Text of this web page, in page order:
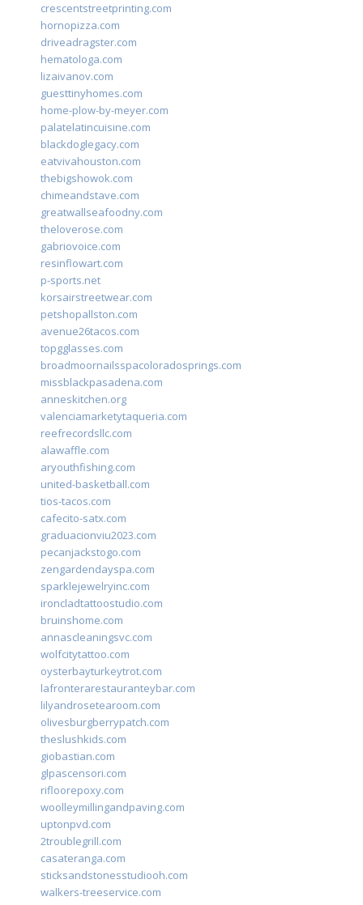
crescentstreetprinting.com
hornopizza.com
driveadragster.com
hematologa.com
lizaivanov.com
guesttinyhomes.com
home-plow-by-meyer.com
palatelatincuisine.com
blackdoglegacy.com
eatvivahouston.com
thebigshowok.com
chimeandstave.com
greatwallseafoodny.com
theloverose.com
gabriovoice.com
resinflowart.com
p-sports.net
korsairstreetwear.com
petshopallston.com
avenue26tacos.com
topgglasses.com
broadmoornailsspacoloradosprings.com
missblackpasadena.com
anneskitchen.org
valenciamarketytaqueria.com
reefrecordsllc.com
alawaffle.com
aryouthfishing.com
united-basketball.com
tios-tacos.com
cafecito-satx.com
graduacionviu2023.com
pecanjackstogo.com
zengardendayspa.com
sparklejewelryinc.com
ironcladtattoostudio.com
bruinshome.com
annascleaningsvc.com
wolfcitytattoo.com
oysterbayturkeytrot.com
lafronterarestauranteybar.com
lilyandrosetearoom.com
olivesburgberrypatch.com
theslushkids.com
giobastian.com
glpascensori.com
rifloorepoxy.com
woolleymillingandpaving.com
uptonpvd.com
2troublegrill.com
casateranga.com
sticksandstonesstudiooh.com
walkers-treeservice.com